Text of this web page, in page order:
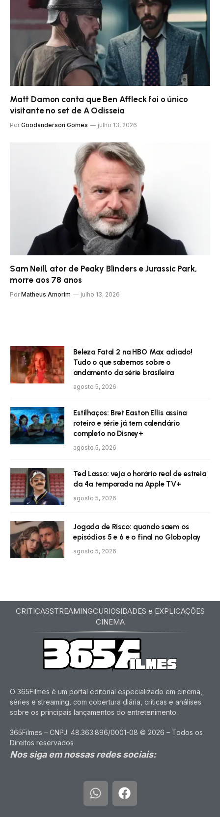
Matt Damon conta que Ben Affleck foi o único
visitante no set de A Odisseia
Por Goodanderson Gomes julho 13, 2026
Sam Neill, ator de Peaky Blinders e Jurassic Park,
morre aos 78 anos
Por Matheus Amorim julho 13, 2026
Beleza Fatal 2 na HBO Max adiado!
Tudo o que sabemos sobre o
andamento da série brasileira
agosto 5, 2026
Estilhaços: Bret Easton Ellis assina
roteiro e série já tem calendário
completo no Disney+
agosto 5, 2026
Ted Lasso: veja o horário real de estreia
da 4ª temporada na Apple TV+
agosto 5, 2026
Jogada de Risco: quando saem os
episódios 5 e 6 e o final no Globoplay
agosto 5, 2026
CRITICASSTREAMINGCURIOSIDADES e EXPLICAÇÕES
CINEMA
O 365Filmes é um portal editorial especializado em cinema,
séries e streaming, com cobertura diária, críticas e análises
sobre os principais lançamentos do entretenimento.
365Filmes – CNPJ: 48.363.896/0001-08 © 2026 – Todos os
Direitos reservados
Nos siga em nossas redes sociais: